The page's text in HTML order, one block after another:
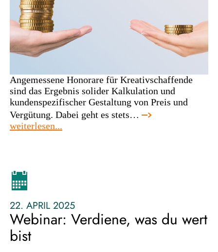
Angemessene Honorare für Kreativschaffende
sind das Ergebnis solider Kalkulation und
kundenspezifischer Gestaltung von Preis und
Vergütung. Dabei geht es stets…
weiterlesen...
22. APRIL 2025
Webinar: Verdiene, was du wert
bist